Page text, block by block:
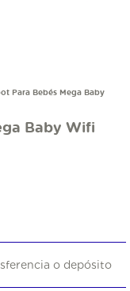
Para Bebés Mega Baby
Baby Wifi
o depósito